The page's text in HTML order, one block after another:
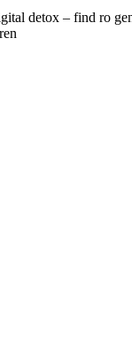
detox – find ro